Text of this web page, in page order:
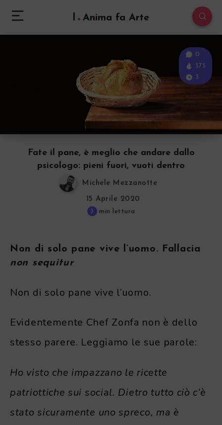
l Anima fa Arte
Fate il pane, è meglio che andare dallo
psicologo: pieni fuori, vuoti dentro
0
575
3
Michele Mezzanotte
15 Aprile 2020
3 min lettura
Non di solo pane vive l’uomo. Fallacia
non sequitur
Non di solo pane vive l’uomo.
Evidentemente Chef Zonfa non è dello
stesso parere. Leggiamo le sue parole:
Ho visto che impazzano le ricette
patriottiche sui social. Dietro tutto ciò c’è
stato sicuramente uno spreco, ma è